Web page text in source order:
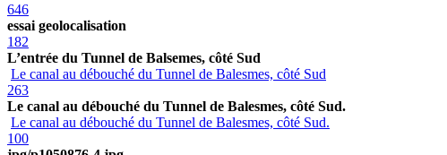
646
essai geolocalisation
182
L’entrée du Tunnel de Balsemes, côté Sud
Le canal au débouché du Tunnel de Balesmes, côté Sud
263
Le canal au débouché du Tunnel de Balesmes, côté Sud.
Le canal au débouché du Tunnel de Balesmes, côté Sud.
100